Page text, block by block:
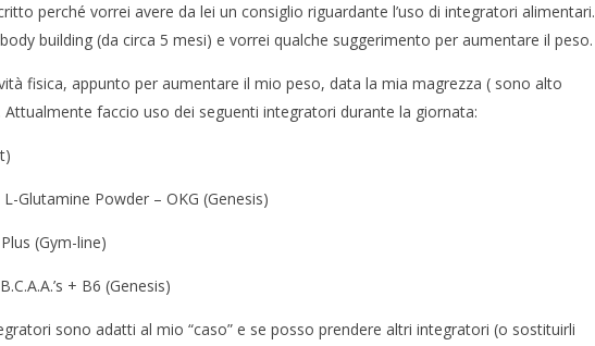
CARNE E CERVELLO: IL GENE
CHE CAMBIA LE REGOLE
IL POTERE DELLA BELLEZZA
SULLA LONGEVITÀ
perché vorrei avere da lei un consiglio riguardante l’uso di integratori alimentari.
building (da circa 5 mesi) e vorrei qualche suggerimento per aumentare il peso.
fisica, appunto per aumentare il mio peso, data la mia magrezza ( sono alto
Attualmente faccio uso dei seguenti integratori durante la giornata:
Glutamine Powder – OKG (Genesis)
(Gym-line)
+ B6 (Genesis)
sono adatti al mio “caso” e se posso prendere altri integratori (o sostituirli